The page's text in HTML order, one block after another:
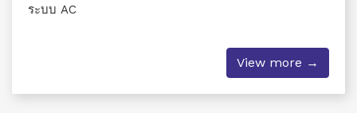
ระบบ AC
View more →